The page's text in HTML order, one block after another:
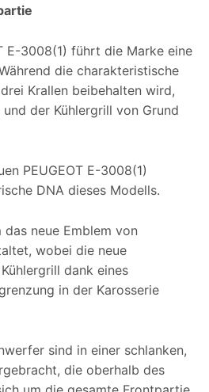
E-3008(1) führt die Marke eine
die charakteristische
Krallen beibehalten wird,
der Kühlergrill von Grund
PEUGEOT E-3008(1)
DNA dieses Modells.
neue Emblem von
wobei die neue
dank eines
in der Karosserie
sind in einer schlanken,
die oberhalb des